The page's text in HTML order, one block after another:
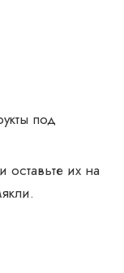
под
их на